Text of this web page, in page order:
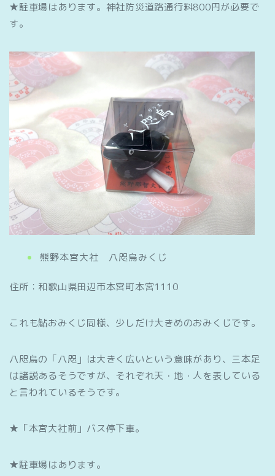
★駐車場はあります。神社防災道路通行料800円が必要で
す。
熊野本宮大社 八咫烏みくじ
住所：和歌山県田辺市本宮町本宮1110
これも鮎おみくじ同様、少しだけ大きめのおみくじです。
八咫烏の「八咫」は大きく広いという意味があり、三本足
は諸説あるそうですが、それぞれ天・地・人を表している
と言われているそうです。
★「本宮大社前」バス停下車。
★駐車場はあります。